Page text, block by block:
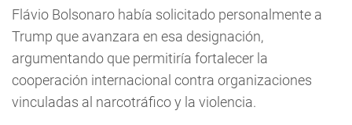
Flávio Bolsonaro había solicitado personalmente a
Trump que avanzara en esa designación,
argumentando que permitiría fortalecer la
cooperación internacional contra organizaciones
vinculadas al narcotráfico y la violencia.